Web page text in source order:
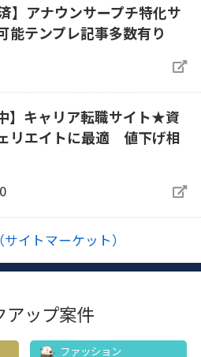
】アナウンサープチ特化サ
能テンプレ記事多数有り
】キャリア転職サイト★資
リエイトに最適 値下げ相
イトマーケット）
アップ案件
ファッション